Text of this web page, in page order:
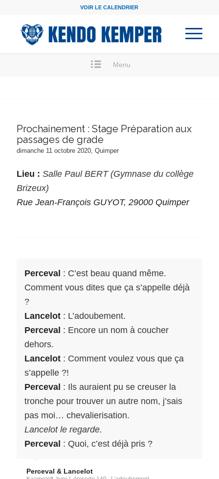
VOIR LE CALENDRIER
Menu
Prochainement : Stage Préparation aux
passages de grade
dimanche 11 octobre 2020, Quimper
Lieu : Salle Paul BERT (Gymnase du collège
Brizeux)
Rue Jean-François GUYOT, 29000 Quimper
Perceval : C’est beau quand même.
Comment vous dites que ça s’appelle déjà
?
Lancelot : L’adoubement.
Perceval : Encore un nom à coucher
dehors.
Lancelot : Comment voulez vous que ça
s’appelle ?!
Perceval : Ils auraient pu se creuser la
tronche pour trouver un autre nom, j’sais
pas moi… chevalierisation.
Lancelot le regarde.
Perceval : Quoi, c’est déjà pris ?
Perceval & Lancelot